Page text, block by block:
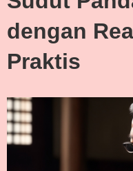
dengan
Praktis